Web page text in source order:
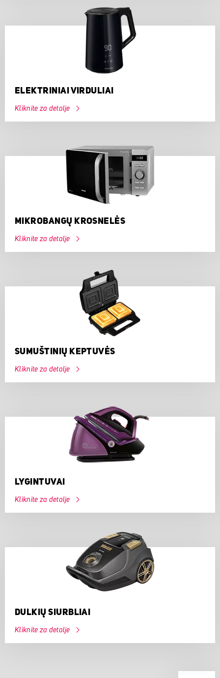
ELEKTRINIAI VIRDULIAI
Kliknite za detalje
MIKROBANGŲ KROSNELĖS
Kliknite za detalje
SUMUŠTINIŲ KEPTUVĖS
Kliknite za detalje
LYGINTUVAI
Kliknite za detalje
DULKIŲ SIURBLIAI
Kliknite za detalje